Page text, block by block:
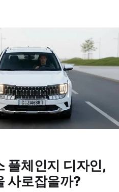
풀체인지 디자인,
사로잡을까?